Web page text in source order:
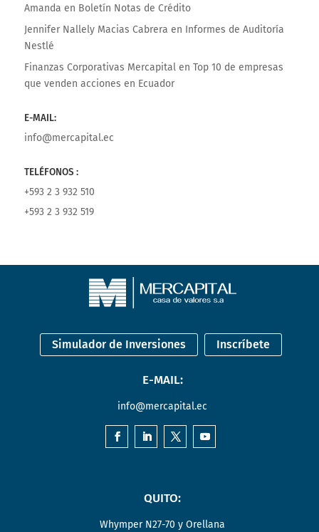
Amanda en Boletín Notas de Crédito
Jennifer Nallely Macias Cabrera en Informes de Auditoría
Nestlé
Finanzas Corporativas Mercapitalen Top 10 de empresas
que venden acciones en Ecuador
E-MAIL:
info@mercapital.ec
TELÉFONOS :
+593 2 3 932 510
+593 2 3 932 519
Simulador de Inversiones Inscríbete
E-MAIL:
info@mercapital.ec
QUITO:
Whymper N27-70 y Orellana